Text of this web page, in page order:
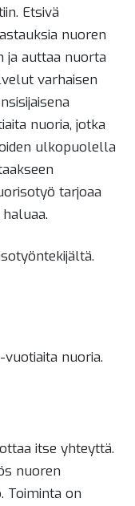
Etsivä
nuoren
ja auttaa nuorta
varhaisen
nuoria, jotka
ulkopuolella
tarjoaa
nuoria.
itse yhteyttä.
nuoren
Toiminta on